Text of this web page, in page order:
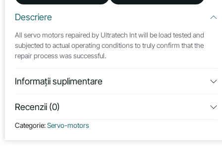
Descriere
All servo motors repaired by Ultratech Int will be load tested and
subjected to actual operating conditions to truly confirm that the
repair process was successful.
Informații suplimentare
Recenzii (0)
Categorie:Servo-motors